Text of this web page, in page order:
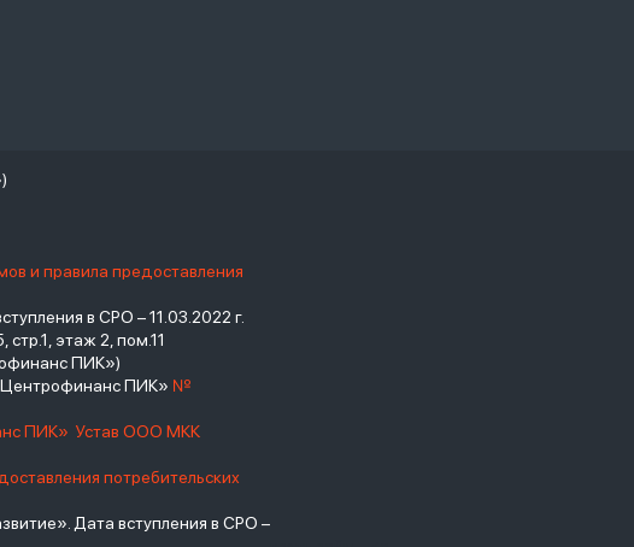
и правила предоставления
в СРО – 11.03.2022 г.
этаж 2, пом.11
ПИК»)
ПИК» №
ПИК» Устав ООО МКК
потребительских
Дата вступления в СРО –